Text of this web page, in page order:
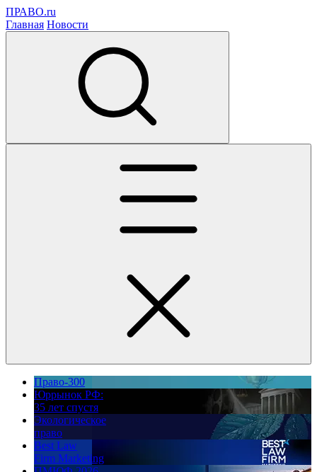
ПРАВО.ru
Главная Новости
Право-300
Юррынок РФ:
35 лет спустя
Экологическое
право
Best Law
Firm Marketing